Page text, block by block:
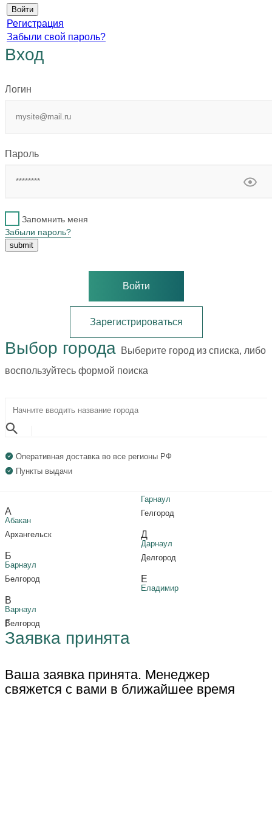
Регистрация
Забыли свой пароль?
Вход
Логин
Пароль
Запомнить меня
Забыли пароль?
Войти
Зарегистрироваться
Выбор города Выберите город из списка, либо
воспользуйтесь формой поиска
Оперативная доставка во все регионы РФ
Пункты выдачи
А
Абакан
Архангельск
Б
Барнаул
Белгород
В
Варнаул
Велгород
Г
Гарнаул
Гелгород
Д
Дарнаул
Делгород
Е
Еладимир
Заявка принята
Ваша заявка принята. Менеджер
свяжется с вами в ближайшее время